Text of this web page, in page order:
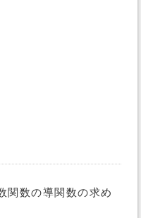
関数の導関数の求め